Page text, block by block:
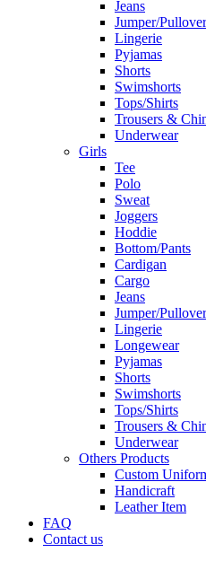
Jeans
Jumper/Pullover
Lingerie
Pyjamas
Shorts
Swimshorts
Tops/Shirts
Trousers &
Underwear
Girls
Tee
Polo
Sweat
Joggers
Hoddie
Bottom/Pants
Cardigan
Cargo
Jeans
Jumper/Pullover
Lingerie
Longewear
Pyjamas
Shorts
Swimshorts
Tops/Shirts
Trousers &
Underwear
Others Products
Custom
Handicraft
Leather Item
FAQ
Contact us